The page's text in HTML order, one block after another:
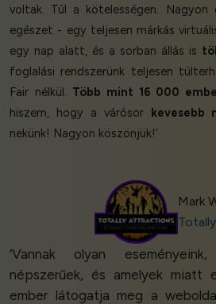
voltak. Túl a kötelességen.
egészet - egy teljesen márkás
egy nap alatt, és a sorban állás is
foglalási rendszerünk teljesen
Fair nélkül. Több mint 16 000
hiszem, hogy a várósor kevesebb
nekünk! Nagyon köszönjük!’
Mark
‘Vannak olyan
népszerűek, és amelyek miatt
ember látogatja meg a